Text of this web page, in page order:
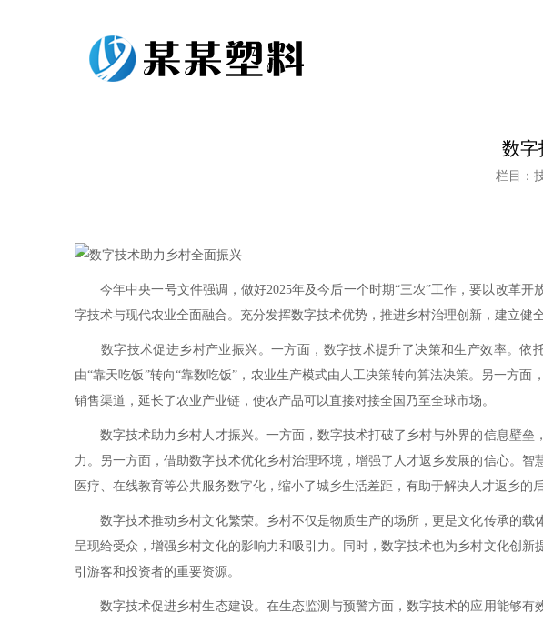
数字
栏目：
今年中央一号文件强调，做好2025年及今后一个时期“三农”工作，要以改革开
字技术与现代农业全面融合。充分发挥数字技术优势，推进乡村治理创新，建立健
数字技术促进乡村产业振兴。一方面，数字技术提升了决策和生产效率。依
由“靠天吃饭”转向“靠数吃饭”，农业生产模式由人工决策转向算法决策。另一方
销售渠道，延长了农业产业链，使农产品可以直接对接全国乃至全球市场。
数字技术助力乡村人才振兴。一方面，数字技术打破了乡村与外界的信息壁垒
力。另一方面，借助数字技术优化乡村治理环境，增强了人才返乡发展的信心。
医疗、在线教育等公共服务数字化，缩小了城乡生活差距，有助于解决人才返乡的
数字技术推动乡村文化繁荣。乡村不仅是物质生产的场所，更是文化传承的载
呈现给受众，增强乡村文化的影响力和吸引力。同时，数字技术也为乡村文化创
引游客和投资者的重要资源。
数字技术促进乡村生态建设。在生态监测与预警方面，数字技术的应用能够有